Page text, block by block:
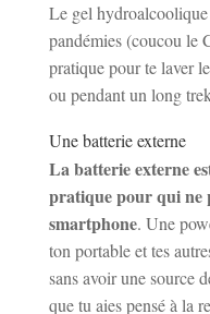
Le gel hydroalcoolique
pandémies (coucou le
pratique pour te laver
ou pendant un long
Une batterie externe
La batterie externe
pratique pour qui ne
smartphone. Une
ton portable et tes
sans avoir une source
que tu aies pensé à la